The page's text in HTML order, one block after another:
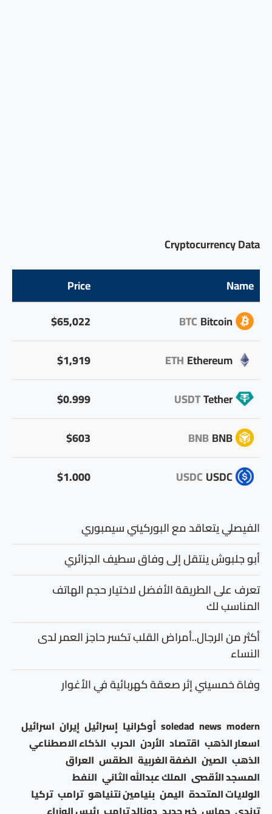
Cryptocurrency Data
Name
Price
Bitcoin
BTC
$65,022
Ethereum
ETH
$1,919
Tether
USDT
$0.999
BNB
BNB
$603
USDC
USDC
$1.000
الفيصلي يتعاقد مع البوركيني سيمبوري
أبو جلبوش ينتقل إلى وفاق سطيف الجزائري
تعرف على الطريقة الأفضل لاختيار حجم الهاتف
المناسب لك
أكثر من الرجال..أمراض القلب تكسر حاجز العمر لدى
النساء
وفاة خمسيني إثر صعقة كهربائية في الأغوار
modern
news
soledad أوكرانيا إسرائيل إيران اسرائيل
اسعار الذهب اقتصاد الأردن الحرب الذكاء الاصطناعي
الذهب الصين الضفة الغربية الطقس العراق
المسجد الأقصى الملك عبدالله الثاني النفط
الولايات المتحدة اليمن بنيامين نتنياهو ترامب تركيا